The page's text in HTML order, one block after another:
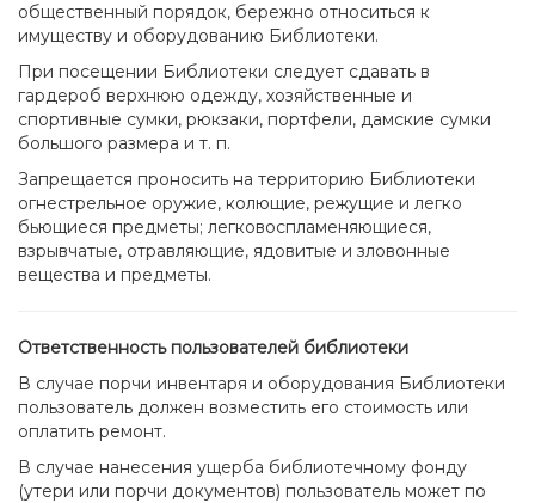
общественный порядок, бережно относиться к
имуществу и оборудованию Библиотеки.
При посещении Библиотеки следует сдавать в
гардероб верхнюю одежду, хозяйственные и
спортивные сумки, рюкзаки, портфели, дамские сумки
большого размера и т. п.
Запрещается проносить на территорию Библиотеки
огнестрельное оружие, колющие, режущие и легко
бьющиеся предметы; легковоспламеняющиеся,
взрывчатые, отравляющие, ядовитые и зловонные
вещества и предметы.
Ответственность пользователей библиотеки
В случае порчи инвентаря и оборудования Библиотеки
пользователь должен возместить его стоимость или
оплатить ремонт.
В случае нанесения ущерба библиотечному фонду
(утери или порчи документов) пользователь может по